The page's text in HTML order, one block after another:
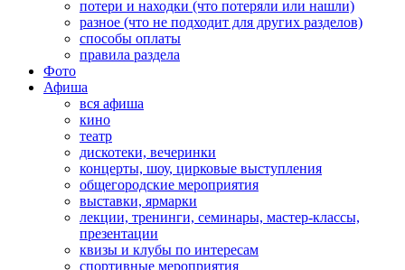
потери и находки (что потеряли или нашли)
разное (что не подходит для других разделов)
способы оплаты
правила раздела
Фото
Афиша
вся афиша
кино
театр
дискотеки, вечеринки
концерты, шоу, цирковые выступления
общегородские мероприятия
выставки, ярмарки
лекции, тренинги, семинары, мастер-классы,
презентации
квизы и клубы по интересам
спортивные мероприятия